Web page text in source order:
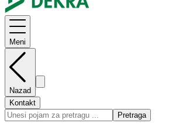
Meni
Nazad
Kontakt
Pretraga